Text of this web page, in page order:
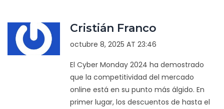
Cristián Franco
octubre 8, 2025 AT 23:46
El Cyber Monday 2024 ha demostrado
que la competitividad del mercado
online está en su punto más álgido. En
primer lugar, los descuentos de hasta el